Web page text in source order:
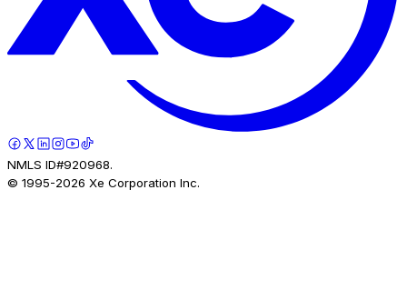
NMLS ID#920968.
© 1995-2026 Xe Corporation Inc.